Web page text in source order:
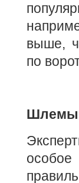
выше,
по
Шлемы